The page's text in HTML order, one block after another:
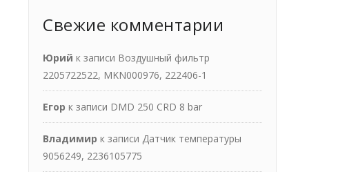
Свежие комментарии
Юрий к записи Воздушный фильтр
2205722522, MKN000976, 222406-1
Егор к записи DMD 250 CRD 8 bar
Владимир к записи Датчик температуры
9056249, 2236105775